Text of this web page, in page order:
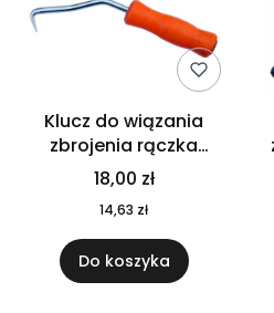
Klucz do wiązania
zbrojenia rączka
DREWNO z łożyskiem
18,00 zł
14,63 zł
Do koszyka